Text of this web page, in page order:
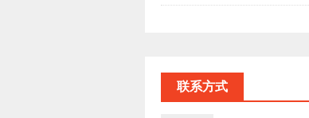
联系方式